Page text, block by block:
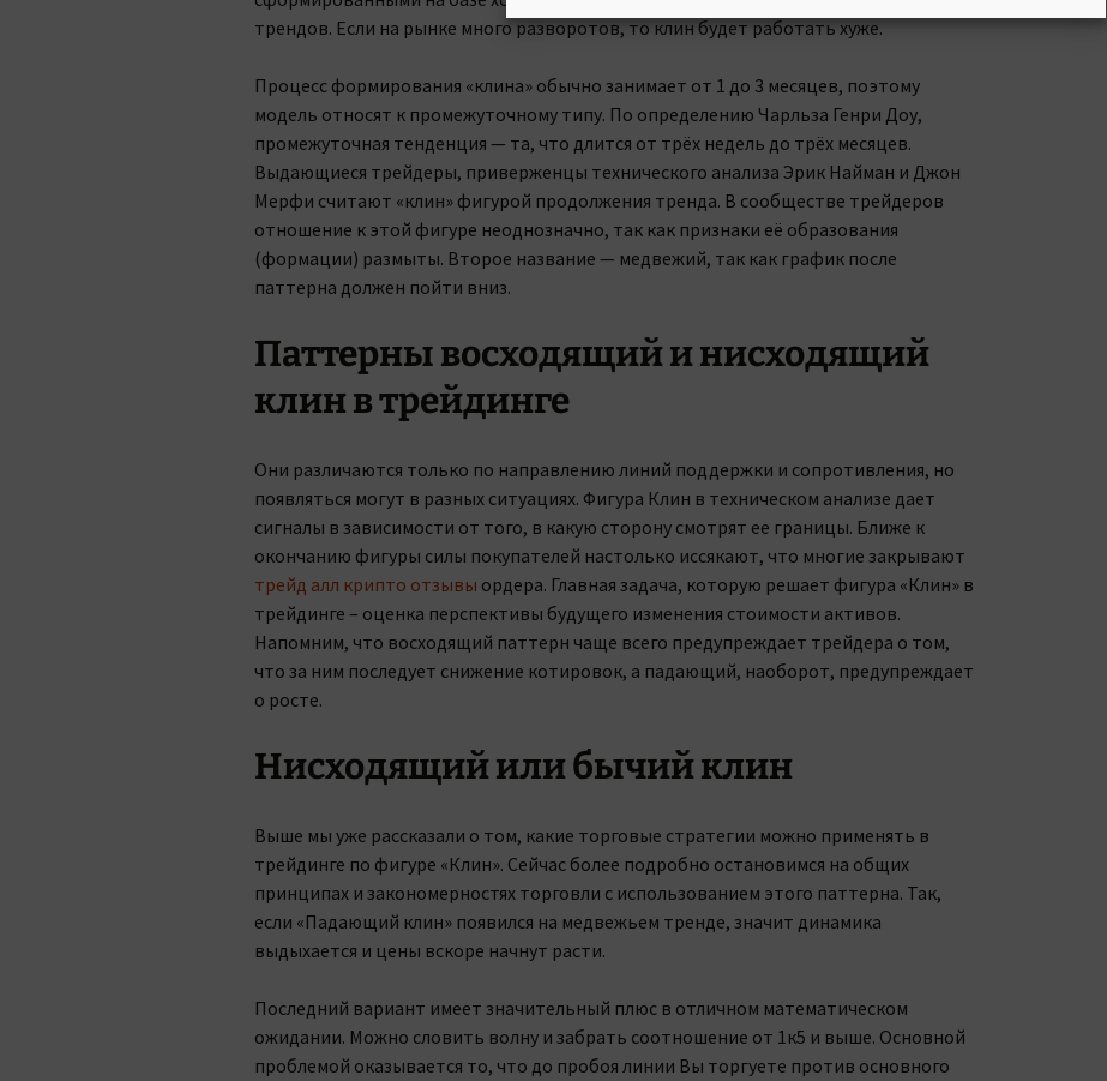
трендов. Если на рынке много разворотов, то клин будет работать хуже.
Процесс формирования «клина» обычно занимает от 1 до 3 месяцев, поэтому
модель относят к промежуточному типу. По определению Чарльза Генри Доу,
промежуточная тенденция — та, что длится от трёх недель до трёх месяцев.
Выдающиеся трейдеры, приверженцы технического анализа Эрик Найман и Джон
Мерфи считают «клин» фигурой продолжения тренда. В сообществе трейдеров
отношение к этой фигуре неоднозначно, так как признаки её образования
(формации) размыты. Второе название — медвежий, так как график после
паттерна должен пойти вниз.
Паттерны восходящий и нисходящий
клин в трейдинге
Они различаются только по направлению линий поддержки и сопротивления, но
появляться могут в разных ситуациях. Фигура Клин в техническом анализе дает
сигналы в зависимости от того, в какую сторону смотрят ее границы. Ближе к
окончанию фигуры силы покупателей настолько иссякают, что многие закрывают
трейд алл крипто отзывы ордера. Главная задача, которую решает фигура «Клин» в
трейдинге – оценка перспективы будущего изменения стоимости активов.
Напомним, что восходящий паттерн чаще всего предупреждает трейдера о том,
что за ним последует снижение котировок, а падающий, наоборот, предупреждает
о росте.
Нисходящий или бычий клин
Выше мы уже рассказали о том, какие торговые стратегии можно применять в
трейдинге по фигуре «Клин». Сейчас более подробно остановимся на общих
принципах и закономерностях торговли с использованием этого паттерна. Так,
если «Падающий клин» появился на медвежьем тренде, значит динамика
выдыхается и цены вскоре начнут расти.
Последний вариант имеет значительный плюс в отличном математическом
ожидании. Можно словить волну и забрать соотношение от 1к5 и выше. Основной
проблемой оказывается то, что до пробоя линии Вы торгуете против основного